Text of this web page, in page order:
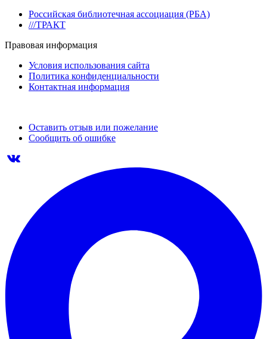
Российская библиотечная ассоциация (РБА)
///ТРАКТ
Правовая информация
Условия использования сайта
Политика конфиденциальности
Контактная информация
Оставить отзыв или пожелание
Сообщить об ошибке